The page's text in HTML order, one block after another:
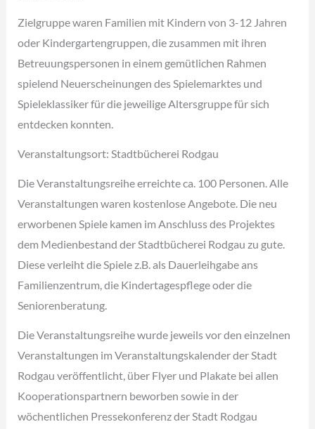
Zielgruppe waren Familien mit Kindern von 3-12 Jahren
oder Kindergartengruppen, die zusammen mit ihren
Betreuungspersonen in einem gemütlichen Rahmen
spielend Neuerscheinungen des Spielemarktes und
Spieleklassiker für die jeweilige Altersgruppe für sich
entdecken konnten.
Veranstaltungsort: Stadtbücherei Rodgau
Die Veranstaltungsreihe erreichte ca. 100 Personen. Alle
Veranstaltungen waren kostenlose Angebote. Die neu
erworbenen Spiele kamen im Anschluss des Projektes
dem Medienbestand der Stadtbücherei Rodgau zu gute.
Diese verleiht die Spiele z.B. als Dauerleihgabe ans
Familienzentrum, die Kindertagespflege oder die
Seniorenberatung.
Die Veranstaltungsreihe wurde jeweils vor den einzelnen
Veranstaltungen im Veranstaltungskalender der Stadt
Rodgau veröffentlicht, über Flyer und Plakate bei allen
Kooperationspartnern beworben sowie in der
wöchentlichen Pressekonferenz der Stadt Rodgau